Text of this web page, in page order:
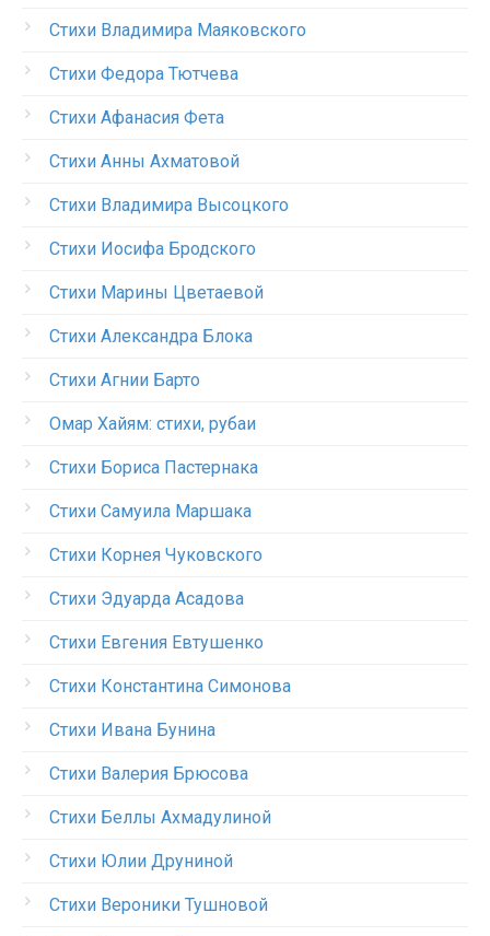
Стихи Владимира Маяковского
Стихи Федора Тютчева
Стихи Афанасия Фета
Стихи Анны Ахматовой
Стихи Владимира Высоцкого
Стихи Иосифа Бродского
Стихи Марины Цветаевой
Стихи Александра Блока
Стихи Агнии Барто
Омар Хайям: стихи, рубаи
Стихи Бориса Пастернака
Стихи Самуила Маршака
Стихи Корнея Чуковского
Стихи Эдуарда Асадова
Стихи Евгения Евтушенко
Стихи Константина Симонова
Стихи Ивана Бунина
Стихи Валерия Брюсова
Стихи Беллы Ахмадулиной
Стихи Юлии Друниной
Стихи Вероники Тушновой